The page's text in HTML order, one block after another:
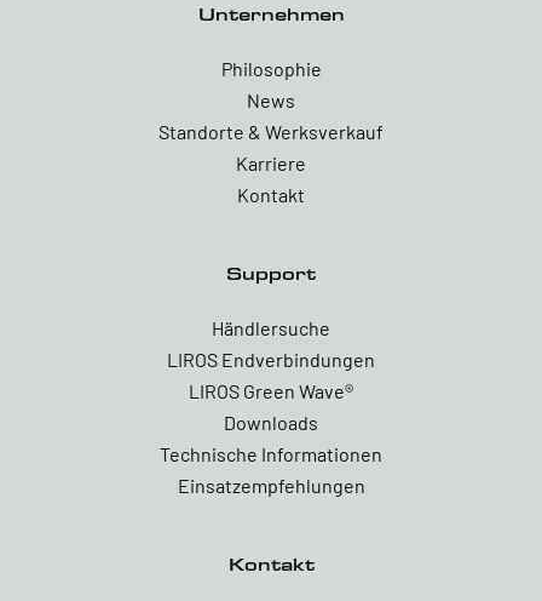
Unternehmen
Philosophie
News
Standorte & Werksverkauf
Karriere
Kontakt
Support
Händlersuche
LIROS Endverbindungen
LIROS Green Wave®
Downloads
Technische Informationen
Einsatzempfehlungen
Kontakt